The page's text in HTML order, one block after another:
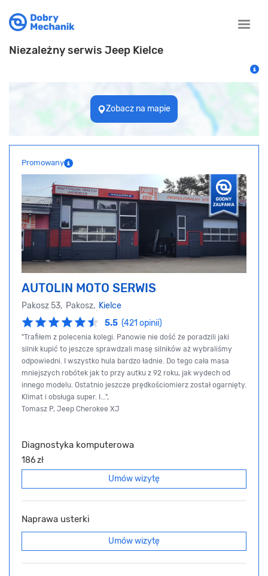
Toggle
Niezależny serwis Jeep Kielce
Zobacz na mapie
Promowany
AUTOLIN MOTO SERWIS
Pakosz 53, Pakosz, Kielce
5.5 (421 opinii)
"Trafiłem z polecenia kolegi. Panowie nie dość że poradzili jaki
silnik kupić to jeszcze sprawdzali masę silników aż wybraliśmy
odpowiedni. I wszystko hula bardzo ładnie. Do tego cała masa
mniejszych robótek jak to przy autku z 92 roku, jak wydech od
innego modelu. Ostatnio jeszcze prędkościomierz został ogarnięty.
Klimat i obsługa super. I...",
Tomasz P, Jeep Cherokee XJ
Diagnostyka komputerowa
186 zł
Umów wizytę
Naprawa usterki
Umów wizytę